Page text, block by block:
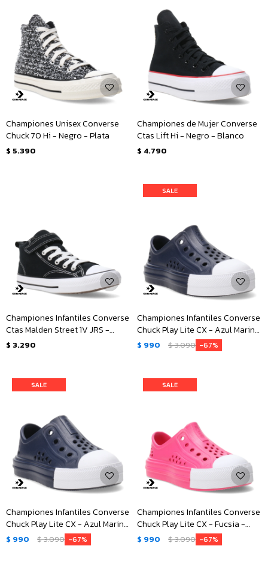
Championes Unisex Converse
Chuck 70 Hi - Negro - Plata
$ 5.390
Championes de Mujer Converse
Ctas Lift Hi - Negro - Blanco
$ 4.790
Championes Infantiles Converse
Ctas Malden Street 1V JRS -
Negro - Blanco
$ 3.290
Championes Infantiles Converse
Chuck Play Lite CX - Azul Marino
- Blanco
$ 990 $3.090 67
Championes Infantiles Converse
Chuck Play Lite CX - Azul Marino
- Blanco
$ 990 $3.090 67
Championes Infantiles Converse
Chuck Play Lite CX - Fucsia -
Blanco
$ 990 $3.090 67